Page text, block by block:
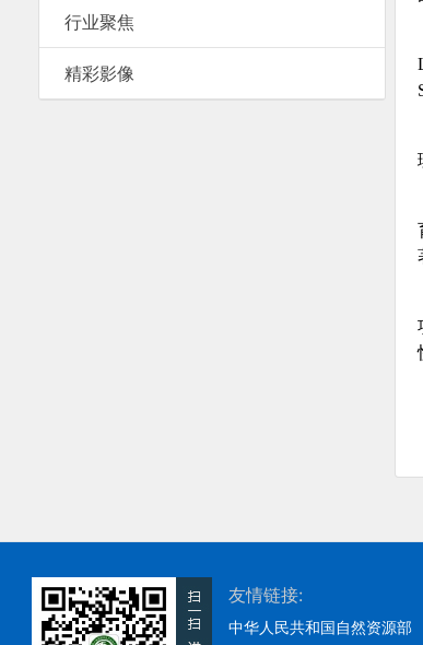
行业聚焦
精彩影像
友情链接:
中华人民共和国自然资源部